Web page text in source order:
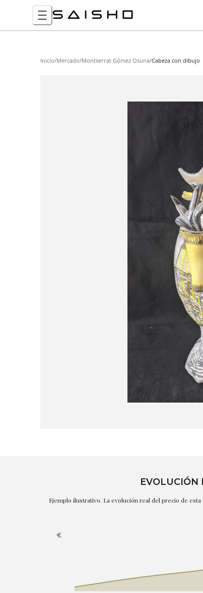
Inicio/Mercado/Montserrat Gómez Osuna/Cabeza con dibujo
EVOLUCIÓN
Ejemplo ilustrativo. La evolución real del precio de